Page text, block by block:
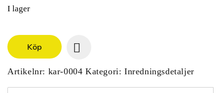
I lager
Köp
Artikelnr: kar-0004 Kategori:Inredningsdetaljer